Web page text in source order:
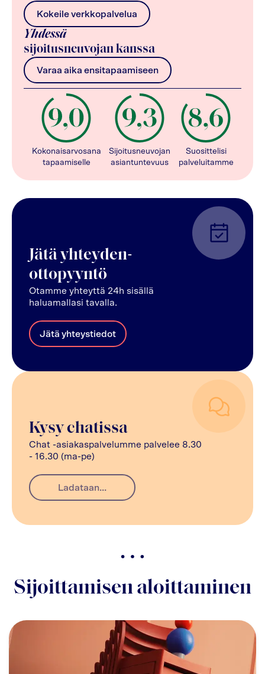
Kokeile verkkopalvelua
Yhdessä
sijoitusneuvojan kanssa
Varaa aika ensitapaamiseen
Kokonaisarvosana
tapaamiselle
Sijoitusneuvojan
asiantuntevuus
Suosittelisi
palveluitamme
Kysy chatissa
Chat -asiakaspalvelumme palvelee 8.30
- 16.30 (ma-pe)
Ladataan...
Jätä yhteyden-
ottopyyntö
Otamme yhteyttä 24h sisällä
haluamallasi tavalla.
Jätä yhteystiedot
Sijoittamisen aloittaminen